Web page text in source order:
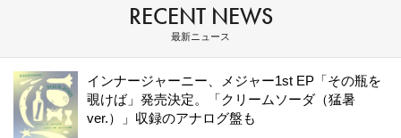
RECENT NEWS
最新ニュース
インナージャーニー、メジャー1st EP「その瓶を
覗けば」発売決定。「クリームソーダ（猛暑
ver.）」収録のアナログ盤も